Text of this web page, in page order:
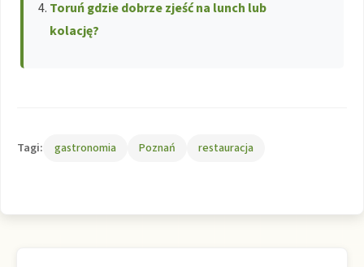
Toruń gdzie dobrze zjeść na lunch lub
kolację?
Tagi: gastronomia Poznań restauracja